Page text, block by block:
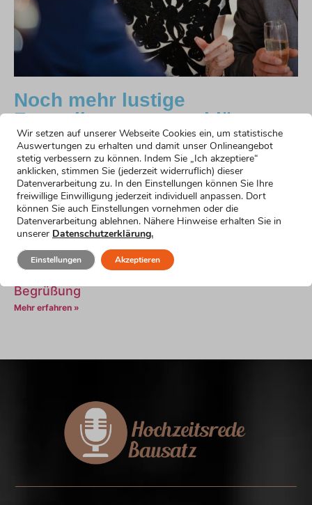
Noch mehr lustige
Formulierungsvorschläge
Humorvoller Einstieg für die Rede zum 70.
Geburtstag
Mehr erfahren »
Emotionaler Einstieg
Mehr erfahren »
Einstieg für nervöse Redner
Einstieg für kurze Reden
Begrüßung
Mehr erfahren »
Wir setzen auf unserer Webseite Cookies ein, um statistische
Auswertungen zu erhalten und damit unser Onlineangebot
stetig verbessern zu können. Indem Sie „Ich akzeptiere“
anklicken, stimmen Sie (jederzeit widerruflich) dieser
Datenverarbeitung zu. In den Einstellungen können Sie Ihre
freiwillige Einwilligung jederzeit individuell anpassen. Dort
können Sie auch Einstellungen vornehmen oder die
Datenverarbeitung ablehnen. Nähere Hinweise erhalten Sie in
unserer Datenschutzerklärung.
Akzeptieren
Einstellungen